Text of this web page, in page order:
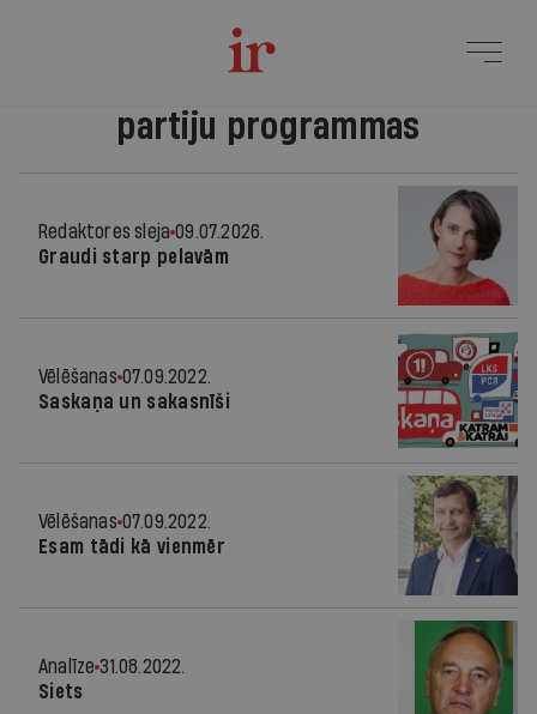
partiju programmas
Redaktores sleja 09.07.2026.
Graudi starp pelavām
Vēlēšanas 07.09.2022.
Saskaņa un sakasnīši
Vēlēšanas 07.09.2022.
Esam tādi kā vienmēr
Analīze 31.08.2022.
Siets